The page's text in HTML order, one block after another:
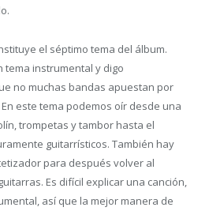
el séptimo tema del álbum.
instrumental y digo
no muchas bandas apuestan por
este tema podemos oír desde una
trompetas y tambor hasta el
guitarrísticos. También hay
para después volver al
Es difícil explicar una canción,
así que la mejor manera de